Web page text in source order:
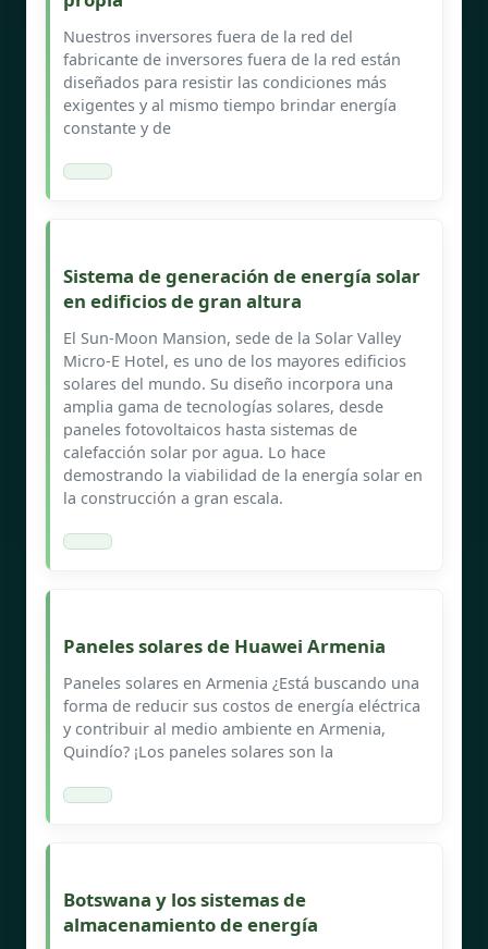
Nuestros inversores fuera de la red del
fabricante de inversores fuera de la red están
diseñados para resistir las condiciones más
exigentes y al mismo tiempo brindar energía
constante y de
Sistema de generación de energía solar
en edificios de gran altura
El Sun-Moon Mansion, sede de la Solar Valley
Micro-E Hotel, es uno de los mayores edificios
solares del mundo. Su diseño incorpora una
amplia gama de tecnologías solares, desde
paneles fotovoltaicos hasta sistemas de
calefacción solar por agua. Lo hace
demostrando la viabilidad de la energía solar en
la construcción a gran escala.
Paneles solares de Huawei Armenia
Paneles solares en Armenia ¿Está buscando una
forma de reducir sus costos de energía eléctrica
y contribuir al medio ambiente en Armenia,
Quindío? ¡Los paneles solares son la
Botswana y los sistemas de
almacenamiento de energía